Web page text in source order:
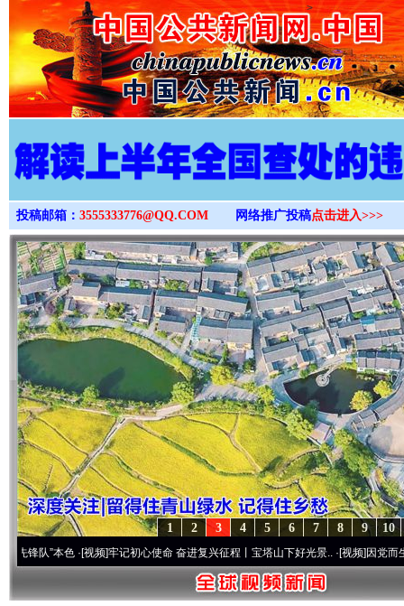
>
投稿邮箱： 3555333776@QQ.COM 网络推广投稿点击进入>>>
10
9
8
7
6
5
4
3
2
1
本色·[视频]牢记初心使命 奋进复兴征程丨宝塔山下好光景..·[视频]因党而生 为党而